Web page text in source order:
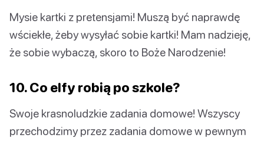
Mysie kartki z pretensjami! Muszą być naprawdę
wściekłe, żeby wysyłać sobie kartki! Mam nadzieję,
że sobie wybaczą, skoro to Boże Narodzenie!
10. Co elfy robią po szkole?
Swoje krasnoludzkie zadania domowe! Wszyscy
przechodzimy przez zadania domowe w pewnym